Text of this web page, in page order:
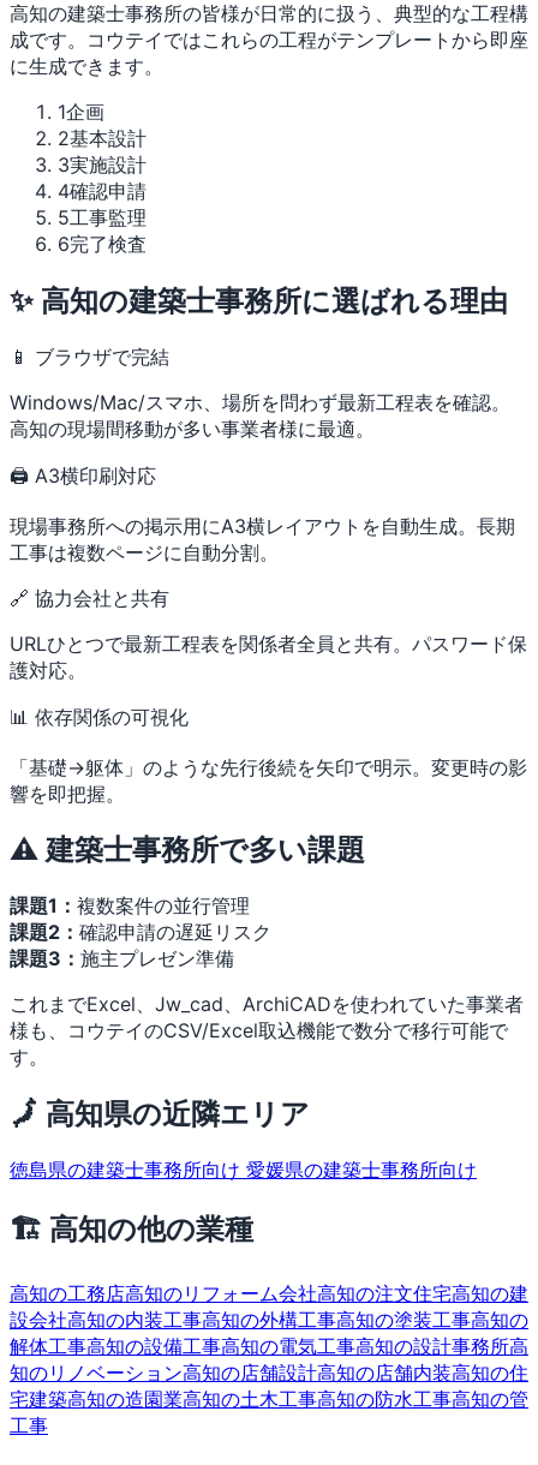
高知の建築士事務所の皆様が日常的に扱う、典型的な工程構
成です。コウテイではこれらの工程がテンプレートから即座
に生成できます。
1企画
2基本設計
3実施設計
4確認申請
5工事監理
6完了検査
✨ 高知の建築士事務所に選ばれる理由
📱 ブラウザで完結
Windows/Mac/スマホ、場所を問わず最新工程表を確認。
高知の現場間移動が多い事業者様に最適。
🖨 A3横印刷対応
現場事務所への掲示用にA3横レイアウトを自動生成。長期
工事は複数ページに自動分割。
🔗 協力会社と共有
URLひとつで最新工程表を関係者全員と共有。パスワード保
護対応。
📊 依存関係の可視化
「基礎→躯体」のような先行後続を矢印で明示。変更時の影
響を即把握。
⚠️ 建築士事務所で多い課題
課題1： 複数案件の並行管理
課題2： 確認申請の遅延リスク
課題3： 施主プレゼン準備
これまでExcel、Jw_cad、ArchiCADを使われていた事業者
様も、コウテイのCSV/Excel取込機能で数分で移行可能で
す。
🗾 高知県の近隣エリア
徳島県の建築士事務所向け 愛媛県の建築士事務所向け
🏗 高知の他の業種
高知の工務店高知のリフォーム会社高知の注文住宅高知の建
設会社高知の内装工事高知の外構工事高知の塗装工事高知の
解体工事高知の設備工事高知の電気工事高知の設計事務所高
知のリノベーション高知の店舗設計高知の店舗内装高知の住
宅建築高知の造園業高知の土木工事高知の防水工事高知の管
工事